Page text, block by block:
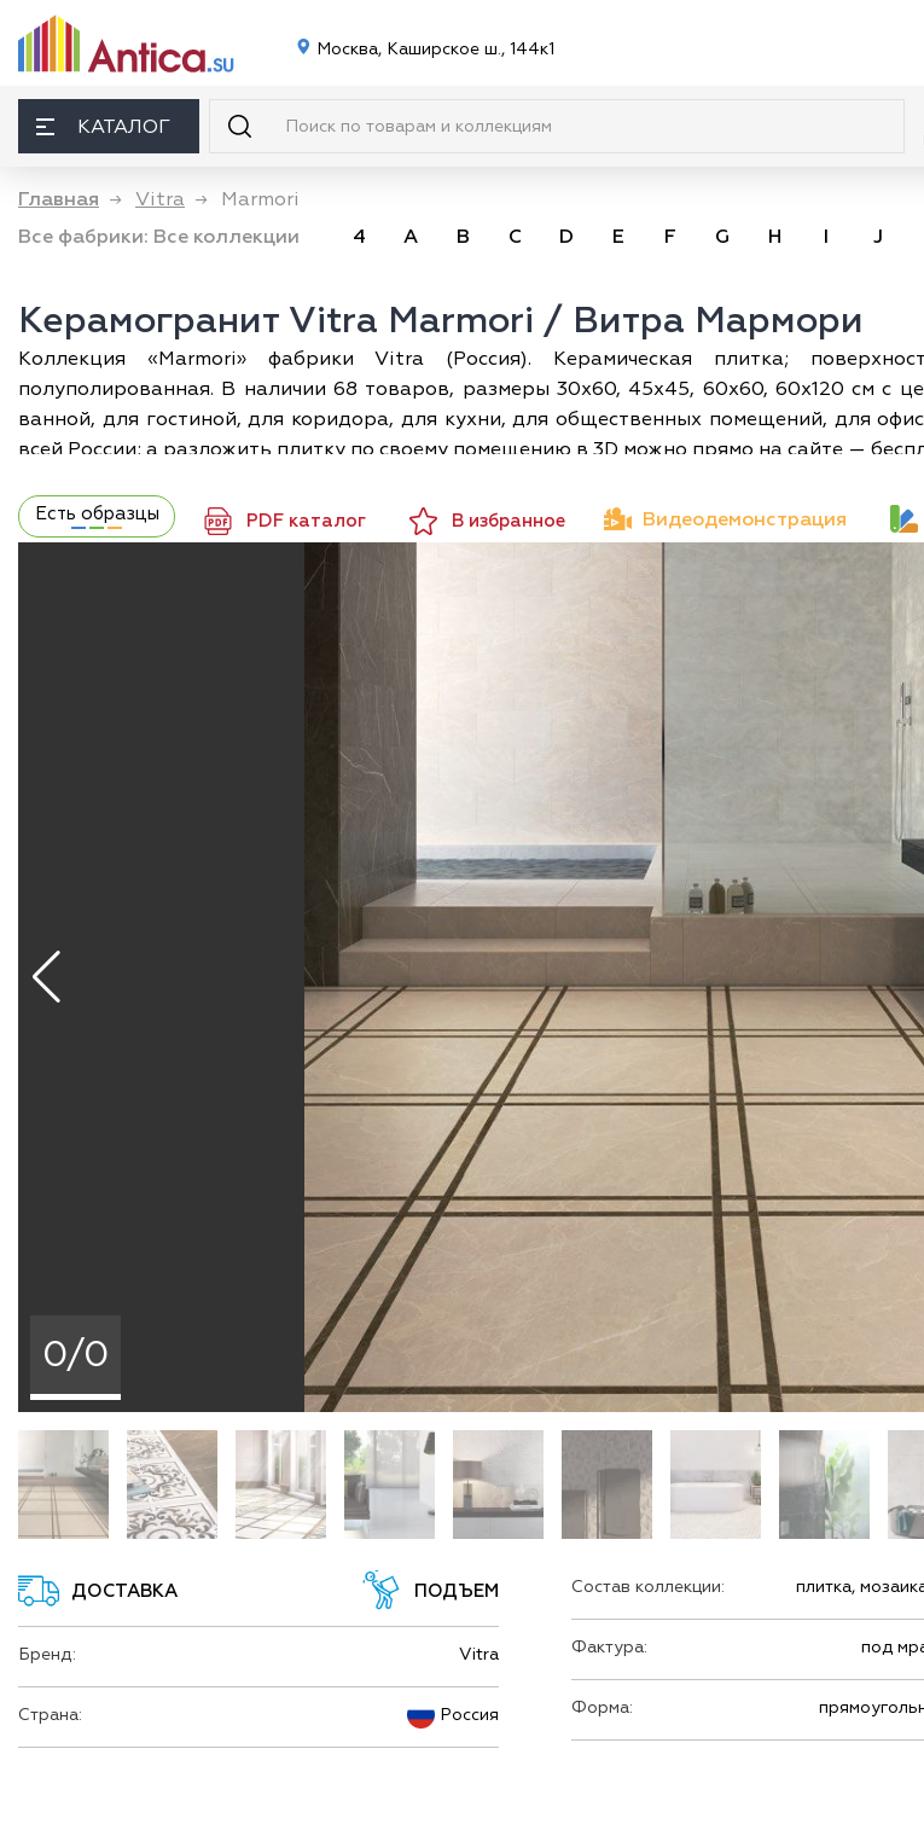
Москва, Каширское ш., 144к1
КАТАЛОГ
Главная → Vitra →
Marmori
Все фабрики: Все коллекции 4 A B C D E F G H I J
Керамогранит Vitra Marmori / Витра Мармори
Коллекция «Marmori» фабрики Vitra (Россия). Керамическая плитка;
полуполированная. В наличии 68 товаров, размеры 30х60, 45х45, 60х60, 60х120 см с
ванной, для гостиной, для коридора, для кухни, для общественных помещений, для
всей России; а разложить плитку по своему помещению в 3D можно прямо на сайте —
Есть образцы PDF каталог В избранное Видеодемонстрация
0/0
ДОСТАВКА ПОДЪЕМ
Бренд: Vitra
Страна: Россия
Состав коллекции: плитка,
Фактура: под
Форма: